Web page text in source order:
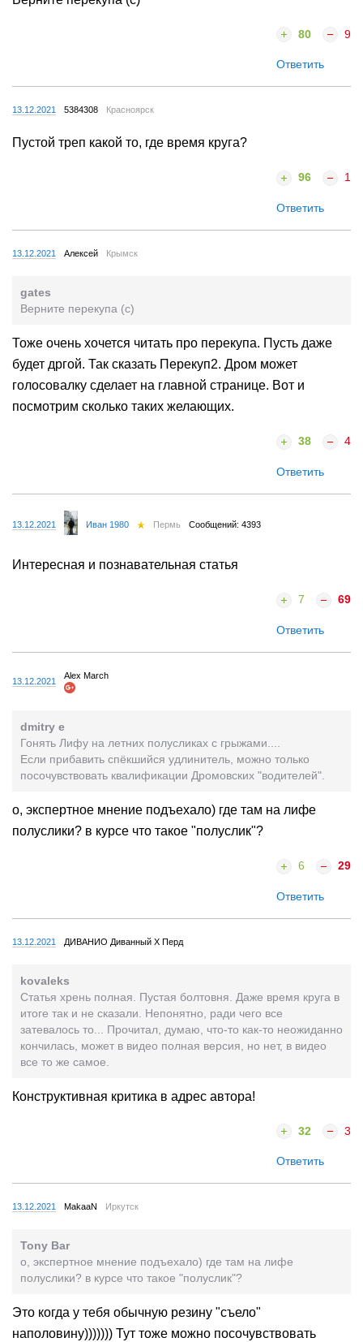
80 9
Ответить
13.12.2021 5384308 Красноярск
Пустой треп какой то, где время круга?
96 1
Ответить
13.12.2021 Алексей Крымск
gates
Верните перекупа (с)
Тоже очень хочется читать про перекупа. Пусть даже
будет дргой. Так сказать Перекуп2. Дром может
голосовалку сделает на главной странице. Вот и
посмотрим сколько таких желающих.
38 4
Ответить
13.12.2021 Иван 1980 Пермь Сообщений: 4393
Интересная и познавательная статья
7 69
Ответить
13.12.2021
Alex March
dmitry e
Гонять Лифу на летних полусликах с грыжами....
Если прибавить спёкшийся удлинитель, можно только
посочувствовать квалификации Дромовских "водителей".
о, экспертное мнение подъехало) где там на лифе
полуслики? в курсе что такое "полуслик"?
6 29
Ответить
13.12.2021 ДИВАНИО Диванный X Перд
kovaleks
Статья хрень полная. Пустая болтовня. Даже время круга в
итоге так и не сказали. Непонятно, ради чего все
затевалось то... Прочитал, думаю, что-то как-то неожиданно
кончилась, может в видео полная версия, но нет, в видео
все то же самое.
Конструктивная критика в адрес автора!
32 3
Ответить
13.12.2021 MakaaN Иркутск
Tony Bar
о, экспертное мнение подъехало) где там на лифе
полуслики? в курсе что такое "полуслик"?
Это когда у тебя обычную резину "съело"
наполовину))))))) Тут тоже можно посочувствовать